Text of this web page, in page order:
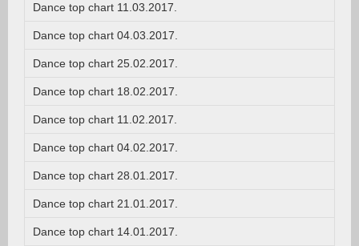
Dance top chart 11.03.2017.
Dance top chart 04.03.2017.
Dance top chart 25.02.2017.
Dance top chart 18.02.2017.
Dance top chart 11.02.2017.
Dance top chart 04.02.2017.
Dance top chart 28.01.2017.
Dance top chart 21.01.2017.
Dance top chart 14.01.2017.